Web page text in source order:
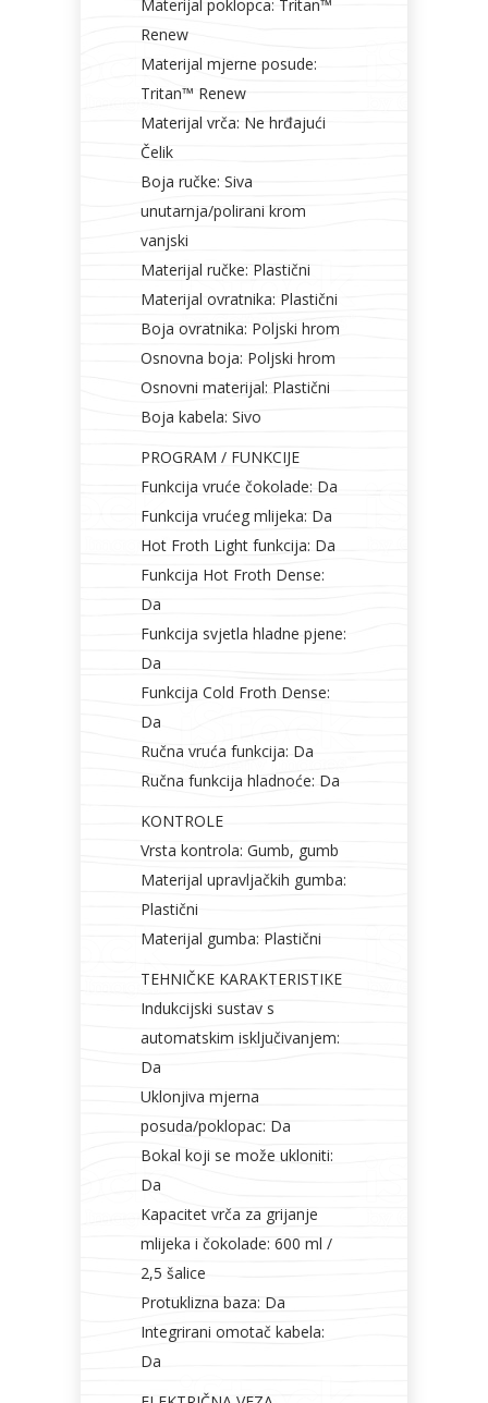
Materijal poklopca: Tritan™
Renew
Materijal mjerne posude:
Tritan™ Renew
Materijal vrča: Ne hrđajući
Čelik
Boja ručke: Siva
unutarnja/polirani krom
vanjski
Materijal ručke: Plastični
Materijal ovratnika: Plastični
Boja ovratnika: Poljski hrom
Osnovna boja: Poljski hrom
Osnovni materijal: Plastični
Boja kabela: Sivo
PROGRAM / FUNKCIJE
Funkcija vruće čokolade: Da
Funkcija vrućeg mlijeka: Da
Hot Froth Light funkcija: Da
Funkcija Hot Froth Dense:
Da
Funkcija svjetla hladne pjene:
Da
Funkcija Cold Froth Dense:
Da
Ručna vruća funkcija: Da
Ručna funkcija hladnoće: Da
KONTROLE
Vrsta kontrola: Gumb, gumb
Materijal upravljačkih gumba:
Plastični
Materijal gumba: Plastični
TEHNIČKE KARAKTERISTIKE
Indukcijski sustav s
automatskim isključivanjem:
Da
Uklonjiva mjerna
posuda/poklopac: Da
Bokal koji se može ukloniti:
Da
Kapacitet vrča za grijanje
mlijeka i čokolade: 600 ml /
2,5 šalice
Protuklizna baza: Da
Integrirani omotač kabela:
Da